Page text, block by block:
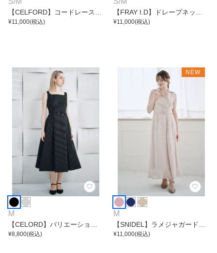
【CELFORD】コードレースマ
ーメイドワンピース
¥11,000(税込)
【FRAY I.D】ドレープネック
サテンワンピース
¥11,000(税込)
M
【CELORD】バリエーション
フィット＆フレアワンピース
¥8,800(税込)
NEW
M
【SNIDEL】ラメジャガードカ
シュクールワンピース
¥11,000(税込)